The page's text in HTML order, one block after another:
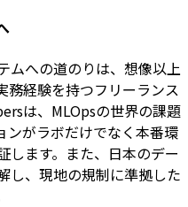
ムへの道のりは、想像以上
務経験を持つフリーランス
は、MLOpsの世界の課題
ンがラボだけでなく本番環
します。また、日本のデー
し、現地の規制に準拠した